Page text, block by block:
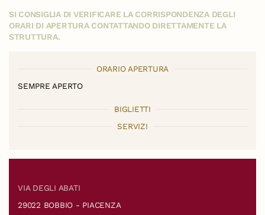
SI CONSIGLIA DI VERIFICARE LA CORRISPONDENZA DEGLI
ORARI DI APERTURA CONTATTANDO DIRETTAMENTE LA
STRUTTURA.
ORARIO APERTURA
SEMPRE APERTO
BIGLIETTI
SERVIZI
VIA DEGLI ABATI
29022 BOBBIO - PIACENZA